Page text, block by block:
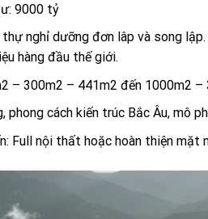
9000 tỷ
nghỉ dưỡng đơn lâp và song
hàng đầu thế giới.
– 300m2 – 441m2 đến 1000m2 –
phong cách kiến trúc Bắc Âu, mô
Full nội thất hoặc hoàn thiện mặt